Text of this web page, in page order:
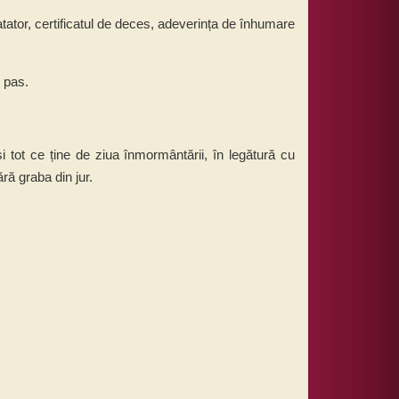
certificatul de deces, adeverința de înhumare
pas.
tot ce ține de ziua înmormântării, în legătură cu
graba din jur.